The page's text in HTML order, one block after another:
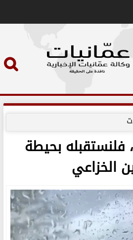
فلنستقبله بحيطة
الخزاعي